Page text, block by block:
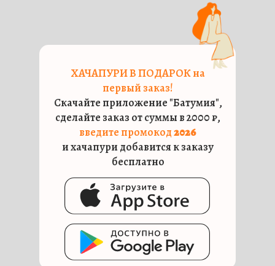
ХАЧАПУРИ В ПОДАРОК на
первый заказ!
Скачайте приложение "Батумия",
сделайте заказ от суммы в 2000 ₽,
введите промокод2026
и хачапури добавится к заказу
бесплатно
КОНТАКТЫ И ИНФОРМАЦИЯ
О РАБОТЕ РЕСТОРАНА
«БАТУМИЯ»